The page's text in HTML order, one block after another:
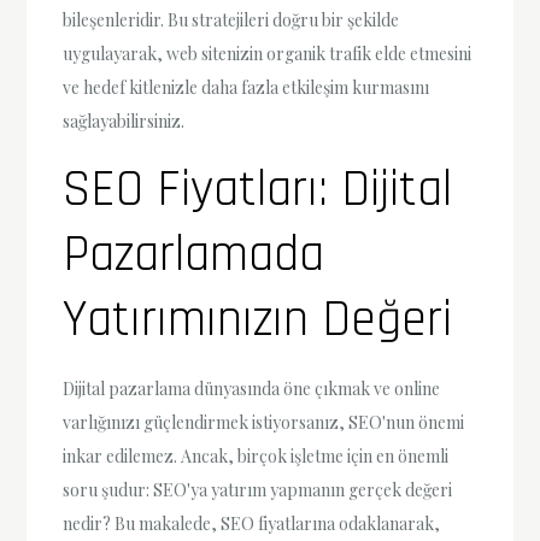
bileşenleridir. Bu stratejileri doğru bir şekilde
uygulayarak, web sitenizin organik trafik elde etmesini
ve hedef kitlenizle daha fazla etkileşim kurmasını
sağlayabilirsiniz.
SEO Fiyatları: Dijital
Pazarlamada
Yatırımınızın Değeri
Dijital pazarlama dünyasında öne çıkmak ve online
varlığınızı güçlendirmek istiyorsanız, SEO'nun önemi
inkar edilemez. Ancak, birçok işletme için en önemli
soru şudur: SEO'ya yatırım yapmanın gerçek değeri
nedir? Bu makalede, SEO fiyatlarına odaklanarak,